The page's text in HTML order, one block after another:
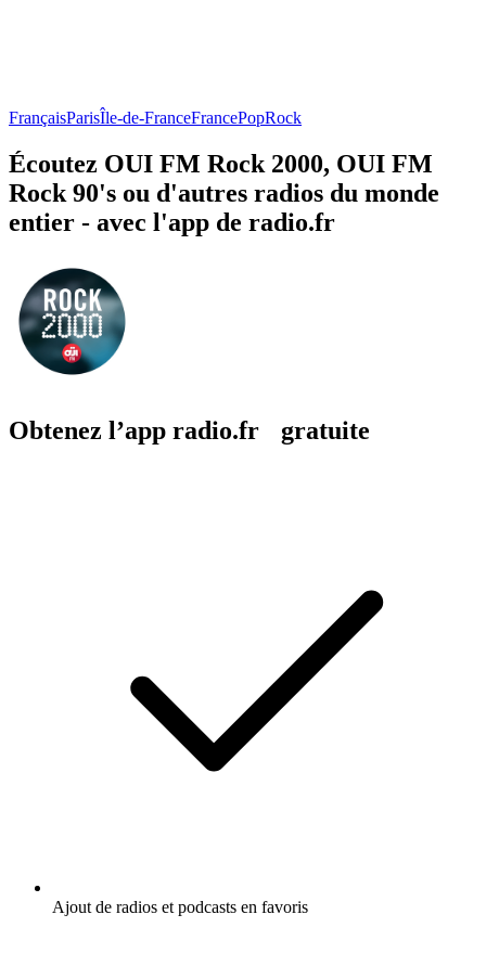
FrançaisParisÎle-de-FranceFrancePopRock
Écoutez OUI FM Rock 2000, OUI FM
Rock 90's ou d'autres radios du monde
entier - avec l'app de radio.fr
Obtenez l’app radio.fr gratuite
Ajout de radios et podcasts en favoris